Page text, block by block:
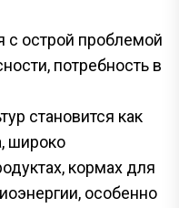
с острой проблемой
потребность в
становится как
широко
кормах для
особенно